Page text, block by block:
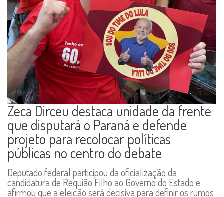
Zeca Dirceu destaca unidade da frente
que disputará o Paraná e defende
projeto para recolocar políticas
públicas no centro do debate
Deputado federal participou da oficialização da
candidatura de Requião Filho ao Governo do Estado e
afirmou que a eleição será decisiva para definir os rumos